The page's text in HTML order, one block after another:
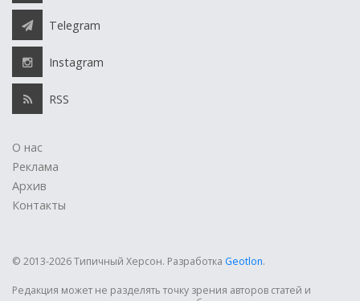
Telegram
Instagram
RSS
О нас
Реклама
Архив
Контакты
© 2013-2026 Типичный Херсон. Разработка Geotlon.
Редакция может не разделять точку зрения авторов статей и